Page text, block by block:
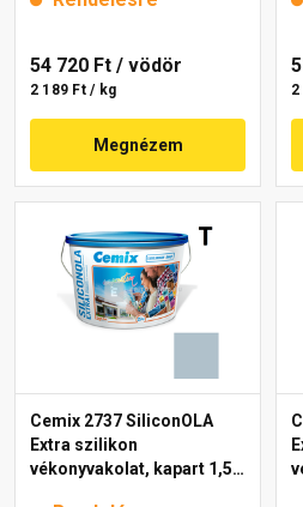
54 720 Ft / vödör
2 189 Ft / kg
Megnézem
Cemix 2737 SiliconOLA
Extra szilikon
vékonyvakolat, kapart 1,5